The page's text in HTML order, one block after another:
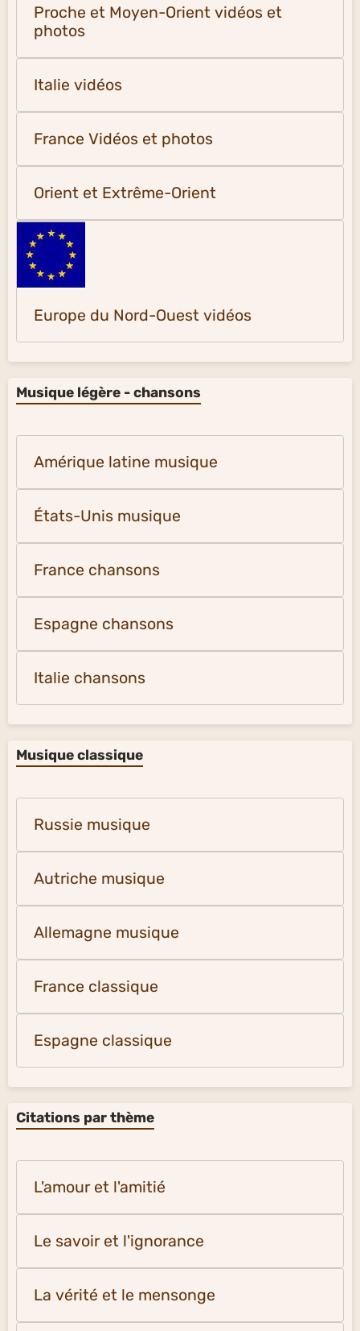
Proche et Moyen-Orient vidéos et
photos
Italie vidéos
France Vidéos et photos
Orient et Extrême-Orient
Europe du Nord-Ouest vidéos
Musique légère - chansons
Amérique latine musique
États-Unis musique
France chansons
Espagne chansons
Italie chansons
Musique classique
Russie musique
Autriche musique
Allemagne musique
France classique
Espagne classique
Citations par thème
L'amour et l'amitié
Le savoir et l'ignorance
La vérité et le mensonge